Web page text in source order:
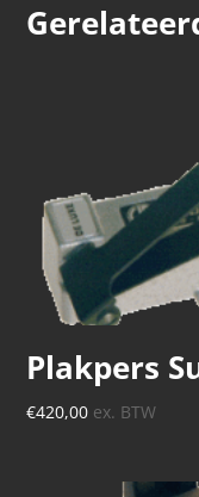
Plakpers
€420,00 ex. BTW